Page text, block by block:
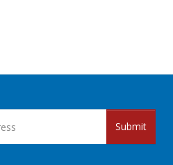
Submit